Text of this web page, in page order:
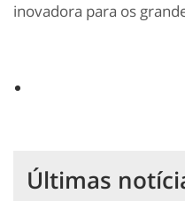
inovadora para os
Últimas